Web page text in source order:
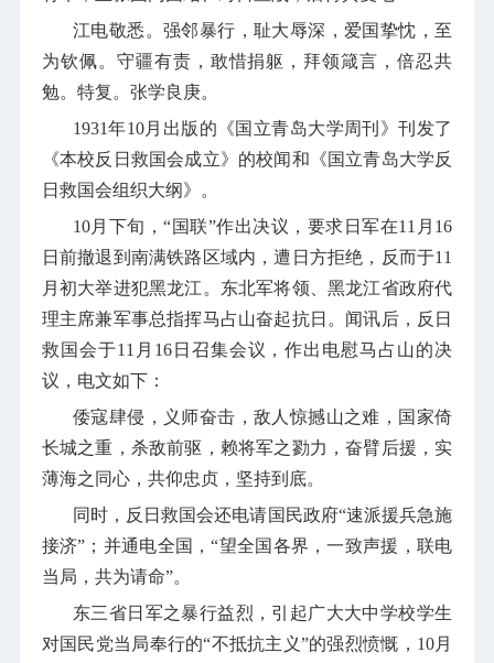
江电敬悉。强邻暴行，耻大辱深，爱国挚忱，至
为钦佩。守疆有责，敢惜捐躯，拜领箴言，倍忍共
勉。特复。张学良庚。
1931年10月出版的《国立青岛大学周刊》刊发了
《本校反日救国会成立》的校闻和《国立青岛大学反
日救国会组织大纲》。
10月下旬，“国联”作出决议，要求日军在11 月 16
日前撤退到南满铁路区域内，遭日方拒绝，反而于11
月初大举进犯黑龙江。东北军将领、黑龙江省政府代
理主席兼军事总指挥马占山奋起抗日。闻讯后，反日
救国会于11 月 16日召集会议，作出电慰马占山的决
议，电文如下：
倭寇肆侵，义师奋击，敌人惊撼山之难，国家倚
长城之重，杀敌前驱，赖将军之勠力，奋臂后援，实
薄海之同心，共仰忠贞，坚持到底。
同时，反日救国会还电请国民政府“速派援兵急施
接济”；并通电全国，“望全国各界，一致声援，联电
当局，共为请命”。
东三省日军之暴行益烈，引起广大大中学校学生
对国民党当局奉行的“不抵抗主义”的强烈愤慨， 10月